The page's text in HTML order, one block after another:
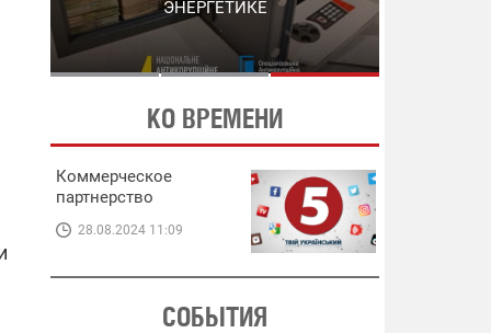
В ЭНЕРГЕТИКЕ
ЭНЕРГЕТИКЕ
КО ВРЕМЕНИ
Коммерческое
партнерство
28.08.2024 11:09
СОБЫТИЯ